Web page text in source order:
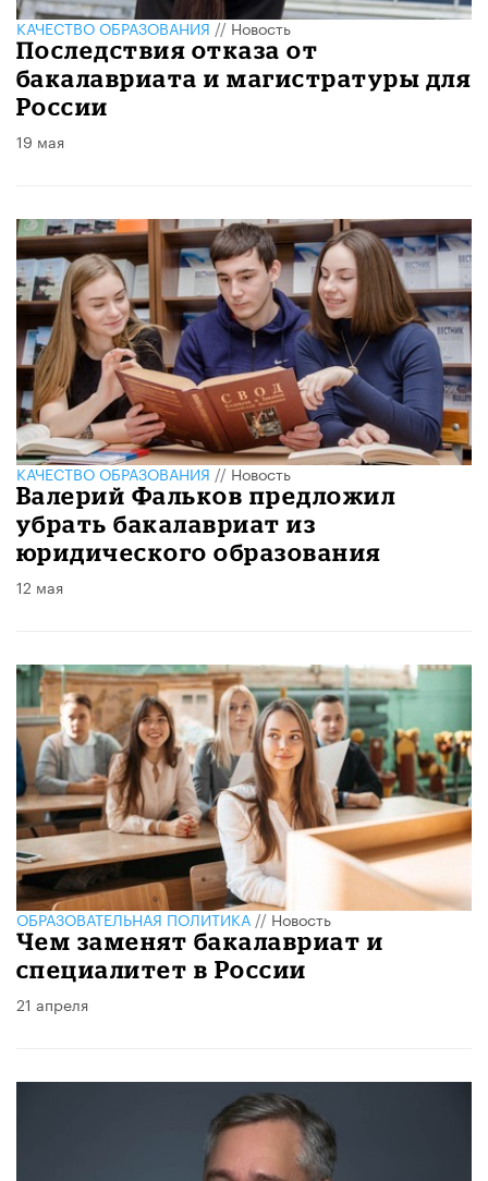
КАЧЕСТВО ОБРАЗОВАНИЯ//Новость
Последствия отказа от
бакалавриата и магистратуры для
России
19 мая
КАЧЕСТВО ОБРАЗОВАНИЯ//Новость
Валерий Фальков предложил
убрать бакалавриат из
юридического образования
12 мая
ОБРАЗОВАТЕЛЬНАЯ ПОЛИТИКА//Новость
​Чем заменят бакалавриат и
специалитет в России
21 апреля